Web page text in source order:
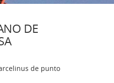
DE
de punto